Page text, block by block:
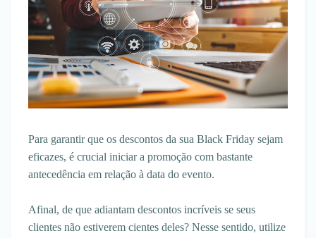
Para garantir que os descontos da sua Black Friday sejam
eficazes, é crucial iniciar a promoção com bastante
antecedência em relação à data do evento.
Afinal, de que adiantam descontos incríveis se seus
clientes não estiverem cientes deles? Nesse sentido, utilize